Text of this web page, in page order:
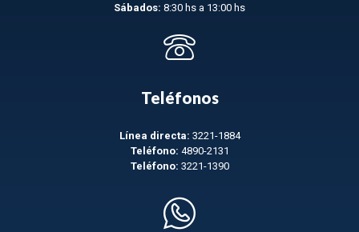
Sábados: 8:30 hs a 13:00 hs
Teléfonos
Línea directa: 3221-1884
Teléfono: 4890-2131
Teléfono: 3221-1390